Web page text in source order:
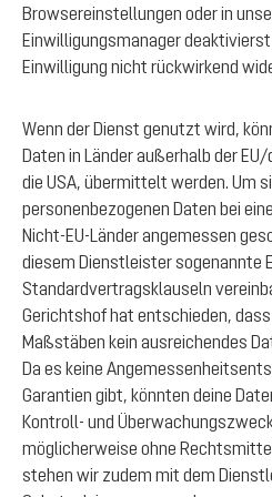
Browsereinstellungen oder in
Einwilligungsmanager
Einwilligung nicht rückwirkend
Wenn der Dienst genutzt wird,
Daten in Länder außerhalb der
die USA, übermittelt werden. Um
personenbezogenen Daten bei
Nicht-EU-Länder angemessen
diesem Dienstleister sogenannte
Standardvertragsklauseln
Gerichtshof hat entschieden, dass
Maßstäben kein ausreichendes
Da es keine
Garantien gibt, könnten deine
Kontroll- und
möglicherweise ohne
stehen wir zudem mit dem